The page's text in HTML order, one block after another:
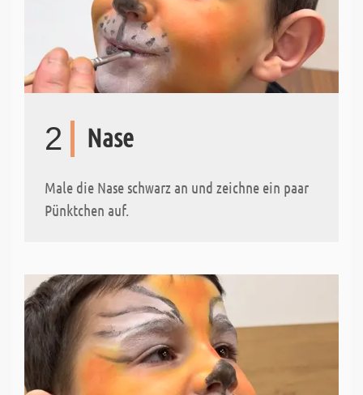
2 Nase
Male die Nase schwarz an und zeichne ein paar
Pünktchen auf.